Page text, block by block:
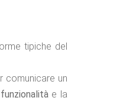
tipiche del
comunicare un
funzionalitàe la